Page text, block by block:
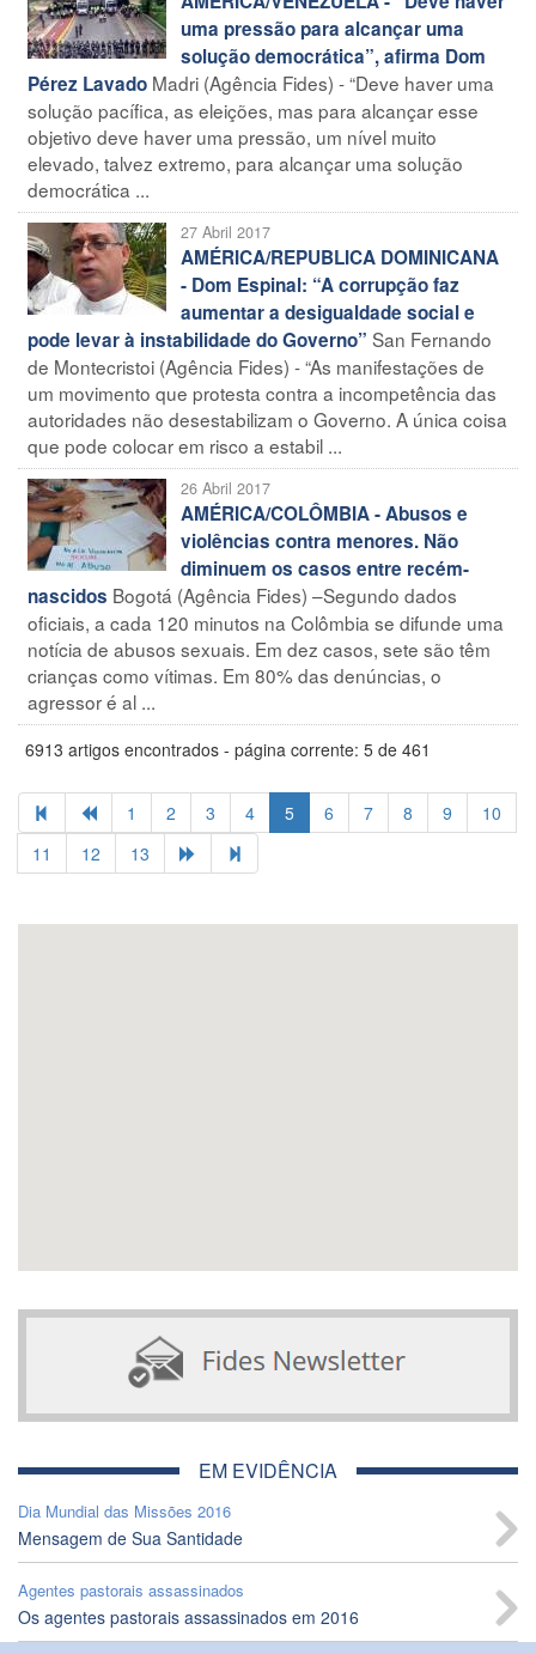
uma pressão para alcançar uma
solução democrática”, afirma Dom
Pérez Lavado Madri (Agência Fides) - “Deve haver uma
solução pacífica, as eleições, mas para alcançar esse
objetivo deve haver uma pressão, um nível muito
elevado, talvez extremo, para alcançar uma solução
democrática ...
27 Abril 2017
AMÉRICA/REPUBLICA DOMINICANA
- Dom Espinal: “A corrupção faz
aumentar a desigualdade social e
pode levar à instabilidade do Governo” San Fernando
de Montecristoi (Agência Fides) - “As manifestações de
um movimento que protesta contra a incompetência das
autoridades não desestabilizam o Governo. A única coisa
que pode colocar em risco a estabil ...
26 Abril 2017
AMÉRICA/COLÔMBIA - Abusos e
violências contra menores. Não
diminuem os casos entre recém-
nascidos Bogotá (Agência Fides) –Segundo dados
oficiais, a cada 120 minutos na Colômbia se difunde uma
notícia de abusos sexuais. Em dez casos, sete são têm
crianças como vítimas. Em 80% das denúncias, o
agressor é al ...
6913 artigos encontrados - página corrente: 5 de 461
1 2 3 4 5 6 7 8 9
10
11
12 13
EM EVIDÊNCIA
Dia Mundial das Missões 2016
Mensagem de Sua Santidade
Agentes pastorais assassinados
Os agentes pastorais assassinados em 2016